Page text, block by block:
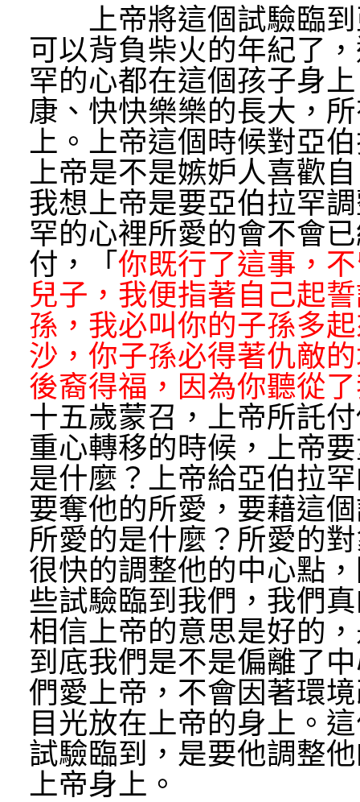
上帝將這個試驗臨到
可以背負柴火的年紀了
罕的心都在這個孩子身
康、快快樂樂的長大，
上。上帝這個時候對亞
上帝是不是嫉妒人喜歡
我想上帝是要亞伯拉罕
罕的心裡所愛的會不會
付，「 你既行了這事，
兒子，我便指著自己起
孫，我必叫你的子孫多
沙，你子孫必得著仇敵
後裔得福，因為你聽從
十五歲蒙召，上帝所託
重心轉移的時候，上帝
是什麼？上帝給亞伯拉
要奪他的所愛，要藉這
所愛的是什麼？所愛的
很快的調整他的中心點
些試驗臨到我們，我們
相信上帝的意思是好的
到底我們是不是偏離了
們愛上帝，不會因著環
目光放在上帝的身上。
試驗臨到，是要他調整
上帝身上。